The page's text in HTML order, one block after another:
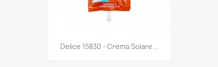
Anteprima
Delice 15830 - Crema Solare...